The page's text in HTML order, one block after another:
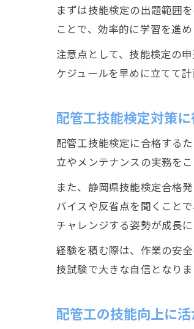
まずは技能検定の出題範囲
ことで、効率的に学習を進
注意点として、技能検定の
ケジュールを早めに立てて
配管工技能検定対策
配管工技能検定に合格する
立やメンテナンスの実務を
また、静岡県技能検定合格
バイスや反省点を聞くこと
チャレンジする姿勢が成長に
経験を積む際は、作業の安
技試験で大きな自信となりま
配管工の技能向上に